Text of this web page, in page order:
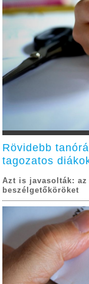
Rövidebb
tagozatos
Azt is javasolták: az
beszélgetőköröket